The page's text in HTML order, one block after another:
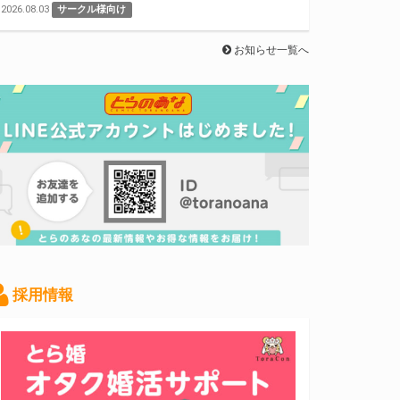
2026.08.03 サークル様向け
お知らせ一覧へ
採用情報